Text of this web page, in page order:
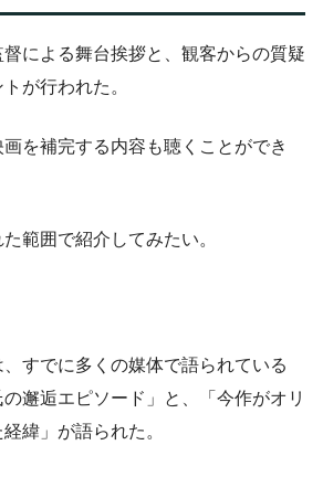
による舞台挨拶と、観客からの質疑
が行われた。
を補完する内容も聴くことができ
範囲で紹介してみたい。
すでに多くの媒体で語られている
の邂逅エピソード」と、「今作がオリ
緯」が語られた。